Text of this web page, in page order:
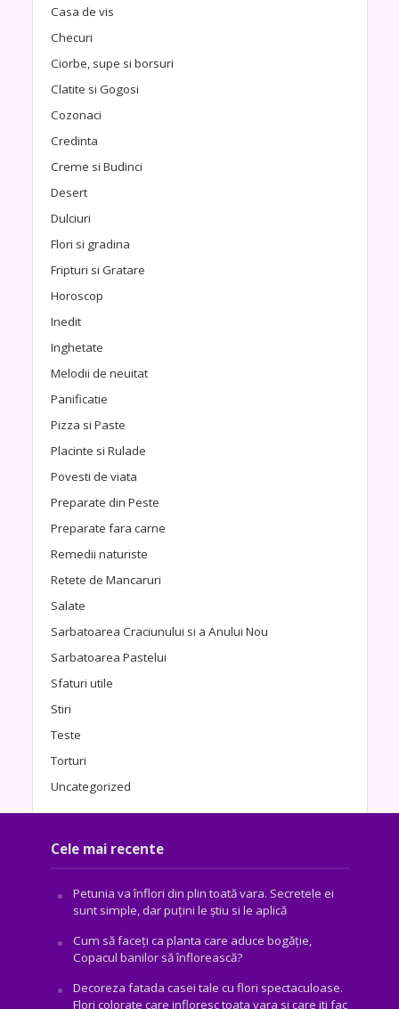
Casa de vis
Checuri
Ciorbe, supe si borsuri
Clatite si Gogosi
Cozonaci
Credinta
Creme si Budinci
Desert
Dulciuri
Flori si gradina
Fripturi si Gratare
Horoscop
Inedit
Inghetate
Melodii de neuitat
Panificatie
Pizza si Paste
Placinte si Rulade
Povesti de viata
Preparate din Peste
Preparate fara carne
Remedii naturiste
Retete de Mancaruri
Salate
Sarbatoarea Craciunului si a Anului Nou
Sarbatoarea Pastelui
Sfaturi utile
Stiri
Teste
Torturi
Uncategorized
Cele mai recente
Petunia va înflori din plin toată vara. Secretele ei
sunt simple, dar puțini le știu si le aplică
Cum să faceți ca planta care aduce bogăţie,
Copacul banilor să înflorească?
Decoreza fatada casei tale cu flori spectaculoase.
Flori colorate care infloresc toata vara si care iti fac